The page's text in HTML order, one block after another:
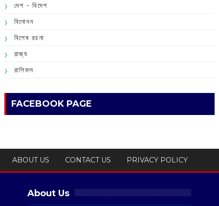
দেশ - বিদেশ
বিনোদন
বিশেষ রচনা
রাজ্য
রাশিফল
FACEBOOK PAGE
ABOUT US CONTACT US PRIVACY POLICY
About Us